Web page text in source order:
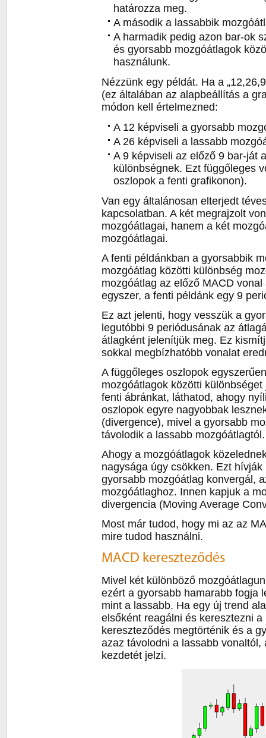
határozza meg.
A második a lassabbik
A harmadik pedig azon bar-ok
és gyorsabb mozgóátlagok
használunk.
Nézzünk egy példát. Ha a
(ez általában az alapbeállítás a
módon kell értelmezned:
A 12 képviseli a gyorsabb
A 26 képviseli a lassabb
A 9 képviseli az előző 9 bar-ját
különbségnek. Ezt függőleges
oszlopok a fenti grafikonon).
Van egy általánosan elterjedt
kapcsolatban. A két megrajzolt
mozgóátlagai, hanem a két
mozgóátlagai.
A fenti példánkban a gyorsabbik
mozgóátlag közötti különbség
mozgóátlag az előző MACD
egyszer, a fenti példánk egy 9
Ez azt jelenti, hogy vesszük a
legutóbbi 9 periódusának az
átlagként jelenítjük meg. Ez
sokkal megbízhatóbb vonalat
A függőleges oszlopok
mozgóátlagok közötti
fenti ábránkat, láthatod, ahogy
oszlopok egyre nagyobbak
(divergence), mivel a gyorsabb
távolodik a lassabb mozgóátlagtól.
Ahogy a mozgóátlagok
nagysága úgy csökken. Ezt
gyorsabb mozgóátlag konvergál,
mozgóátlaghoz. Innen kapjuk a
divergencia (Moving Average
Most már tudod, hogy mi az az
mire tudod használni.
MACD kereszteződés
Mivel két különböző
ezért a gyorsabb hamarabb fogja
mint a lassabb. Ha egy új trend
elsőként reagálni és keresztezni
kereszteződés megtörténik és a
azaz távolodni a lassabb
kezdetét jelzi.